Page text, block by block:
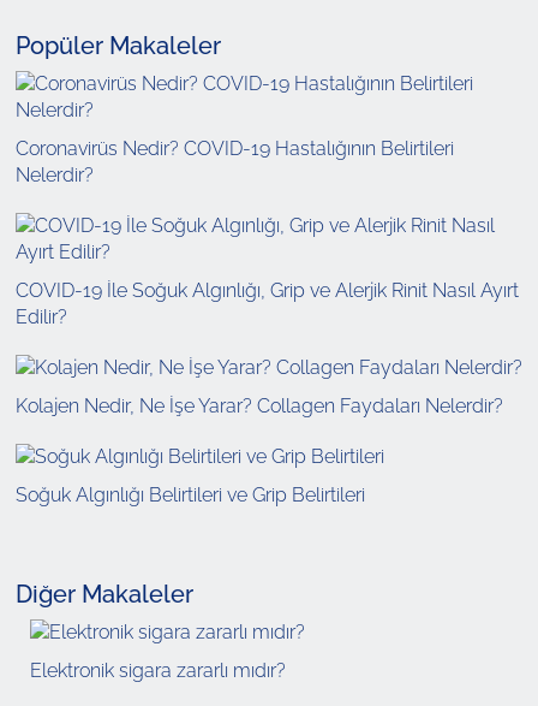
Popüler Makaleler
Coronavirüs Nedir? COVID-19 Hastalığının Belirtileri
Nelerdir?
COVID-19 İle Soğuk Algınlığı, Grip ve Alerjik Rinit Nasıl Ayırt
Edilir?
Kolajen Nedir, Ne İşe Yarar? Collagen Faydaları Nelerdir?
Soğuk Algınlığı Belirtileri ve Grip Belirtileri
Diğer Makaleler
Elektronik sigara zararlı mıdır?